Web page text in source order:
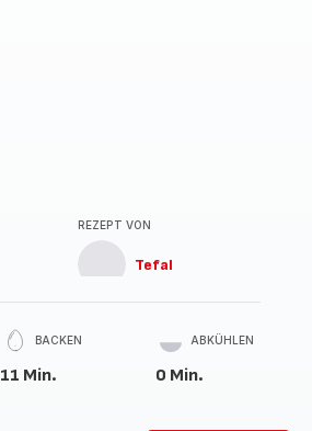
REZEPT VON
Tefal
BACKEN
11 Min.
ABKÜHLEN
0 Min.